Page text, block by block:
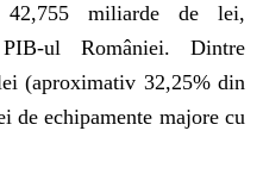
miliarde de lei,
ul României. Dintre
(aproximativ 32,25% din
de echipamente majore cu